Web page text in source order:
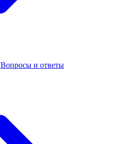
Вопросы и ответы